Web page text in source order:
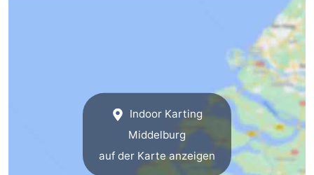
Indoor Karting
Middelburg
auf der Karte anzeigen